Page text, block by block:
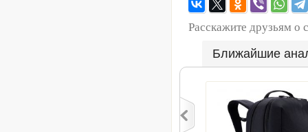
Расскажите друзьям о
Ближайшие